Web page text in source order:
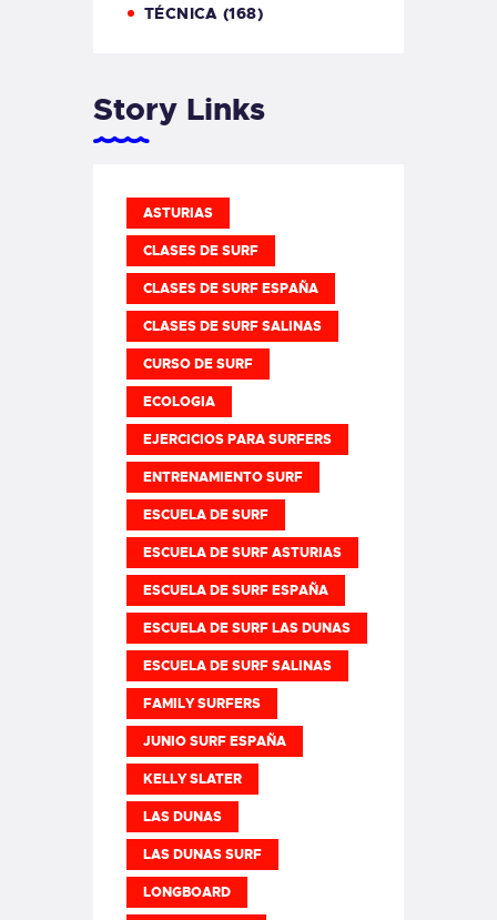
TÉCNICA (168)
Story Links
ASTURIAS
CLASES DE SURF
CLASES DE SURF ESPAÑA
CLASES DE SURF SALINAS
CURSO DE SURF
ECOLOGIA
EJERCICIOS PARA SURFERS
ENTRENAMIENTO SURF
ESCUELA DE SURF
ESCUELA DE SURF ASTURIAS
ESCUELA DE SURF ESPAÑA
ESCUELA DE SURF LAS DUNAS
ESCUELA DE SURF SALINAS
FAMILY SURFERS
JUNIO SURF ESPAÑA
KELLY SLATER
LAS DUNAS
LAS DUNAS SURF
LONGBOARD